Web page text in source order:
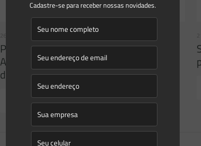
26/05/2021
PL da Lei Geral do Licenciamento
Ambiental: entenda o que mudou
durante a tramitação
Read more
Cadastre-se para receber nossas novidades.